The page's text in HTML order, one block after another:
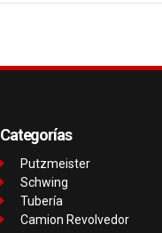
Categorías
Putzmeister
Schwing
Tubería
Camion Revolvedor